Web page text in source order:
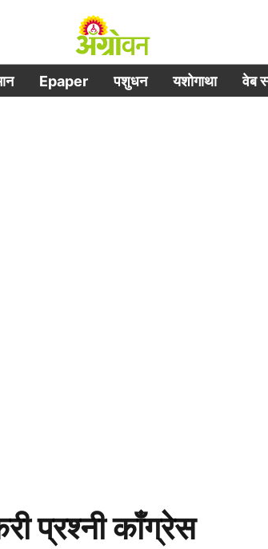
Epaper पशुधन यशोगाथा वेब
प्रश्नी काँग्रेस